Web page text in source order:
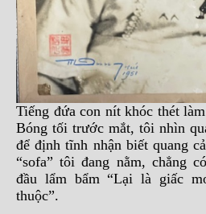
Tiếng đứa con nít khóc thét
Bóng tối trước mắt, tôi nhìn
để định tĩnh nhận biết quang
“sofa” tôi đang nằm, chẳng
đầu lẩm bẩm “Lại là giấc
thuộc”.